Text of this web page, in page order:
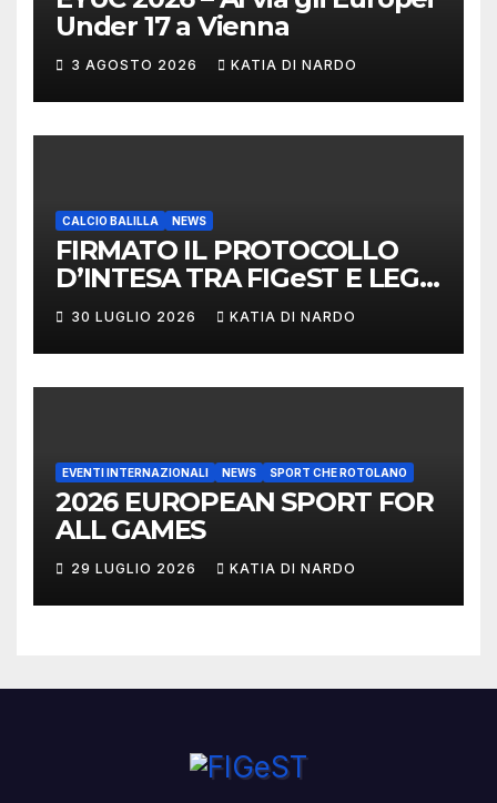
Under 17 a Vienna
3 AGOSTO 2026 KATIA DI NARDO
CALCIO BALILLA NEWS
FIRMATO IL PROTOCOLLO
D’INTESA TRA FIGeST E LEGA
NAZIONALE DILETTANTI
30 LUGLIO 2026 KATIA DI NARDO
EVENTI INTERNAZIONALI NEWS SPORT CHE ROTOLANO
2026 EUROPEAN SPORT FOR
ALL GAMES
29 LUGLIO 2026 KATIA DI NARDO